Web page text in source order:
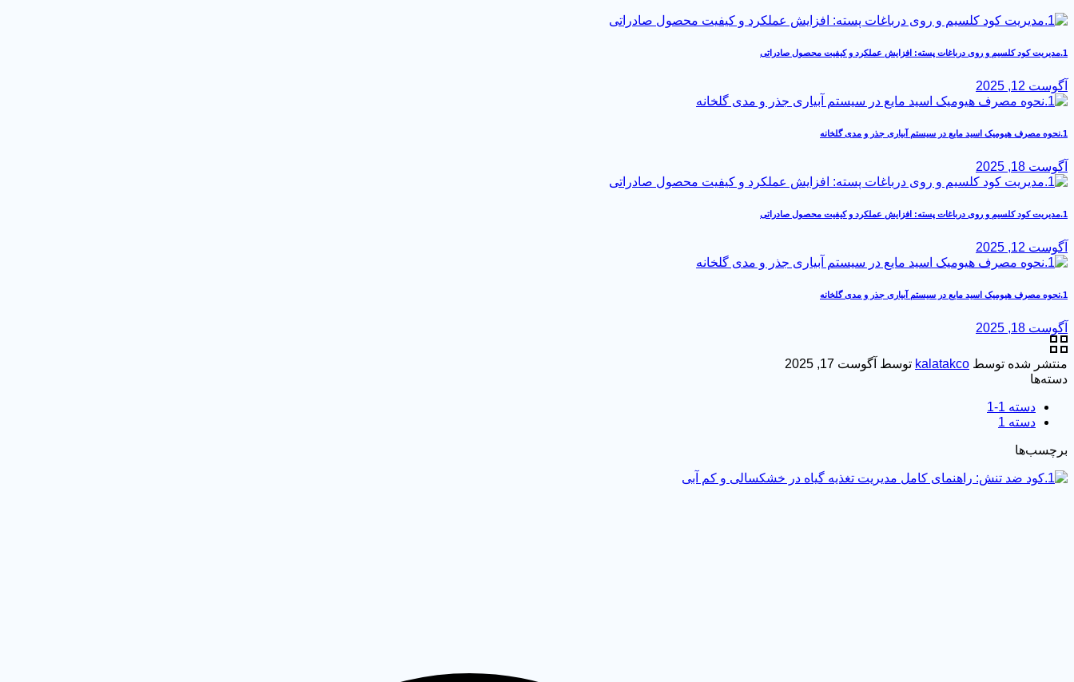
1.مدیریت کود کلسیم و روی درباغات پسته: افزایش عملکرد و کیفیت محصول صادراتی
آگوست 12, 2025
1.نحوه مصرف هیومیک اسید مایع در سیستم آبیاری جذر و مدی گلخانه
آگوست 18, 2025
1.مدیریت کود کلسیم و روی درباغات پسته: افزایش عملکرد و کیفیت محصول صادراتی
آگوست 12, 2025
1.نحوه مصرف هیومیک اسید مایع در سیستم آبیاری جذر و مدی گلخانه
آگوست 18, 2025
منتشر شده توسط kalatakco توسط آگوست 17, 2025
دسته‌ها
دسته 1-1
دسته 1
برچسب‌ها